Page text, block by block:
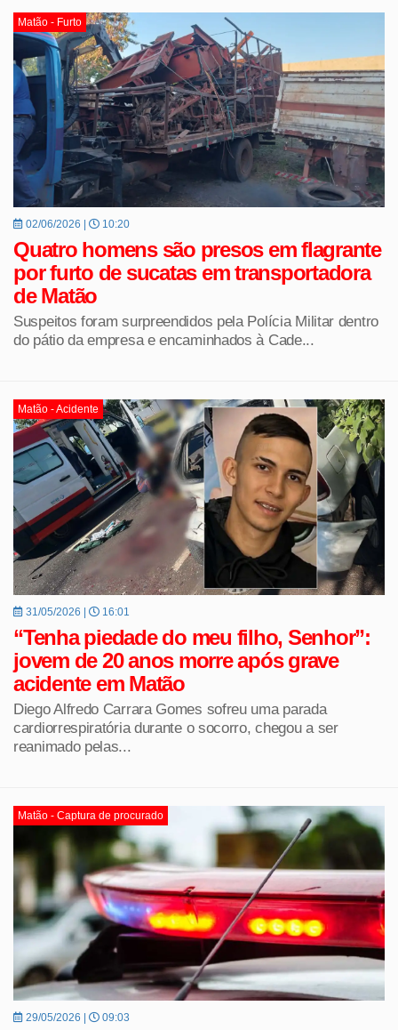
Matão - Furto
02/06/2026 | 10:20
Quatro homens são presos em flagrante
por furto de sucatas em transportadora
de Matão
Suspeitos foram surpreendidos pela Polícia Militar dentro
do pátio da empresa e encaminhados à Cade...
Matão - Acidente
31/05/2026 | 16:01
“Tenha piedade do meu filho, Senhor”:
jovem de 20 anos morre após grave
acidente em Matão
Diego Alfredo Carrara Gomes sofreu uma parada
cardiorrespiratória durante o socorro, chegou a ser
reanimado pelas...
Matão - Captura de procurado
29/05/2026 | 09:03